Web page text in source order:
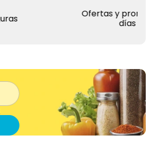
Ofertas y promociones
días del año